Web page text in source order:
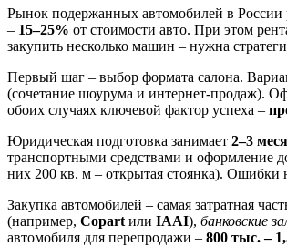
Рынок подержанных автомобилей в России
– 15–25% от стоимости авто. При этом
закупить несколько машин – нужна
Первый шаг – выбор формата салона.
(сочетание шоурума и интернет-продаж).
обоих случаях ключевой фактор успеха –
Юридическая подготовка занимает 2–3
транспортными средствами и оформление
них 200 кв. м – открытая стоянка). Ошибки
Закупка автомобилей – самая затратная
(например, Copart или IAAI), банковские
автомобиля для перепродажи – 800 тыс. –